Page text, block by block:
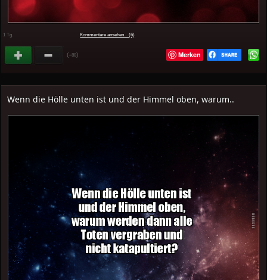
1 Tg. Kommentare ansehen... (6)
(+88) Merken
Wenn die Hölle unten ist und der Himmel oben, warum..